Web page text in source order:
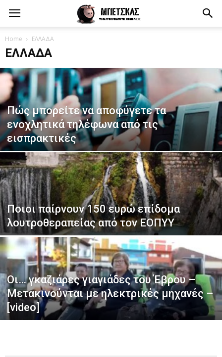
Home ΕΛΛΑΔΑ
ΕΛΛΑΔΑ
Πώς μπορείτε να αποφύγετε τα
ενοχλητικά τηλέφωνα από τις
εισπρακτικές
Ποιοι παίρνουν 150 ευρώ επίδομα
λουτροθεραπείας από τον ΕΟΠΥΥ
Οι… γκαζιάρες γιαγιάδες του Έβρου –
Μετακινούνται με ηλεκτρικές μηχανές –
[video]